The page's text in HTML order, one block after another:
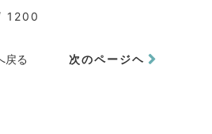
1200
戻る 次のページヘ